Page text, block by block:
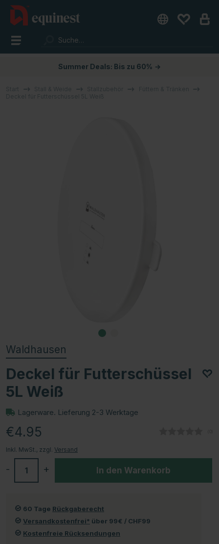
Summer Deals: Bis zu 60% →
Waldhausen
Deckel für Futterschüssel
5L Weiß
Lagerware. Lieferung 2-3 Werktage
€4.95
Inkl. MwSt., zzgl. Versand
+
- In den Warenkorb
60 Tage Rückgaberecht
Versandkostenfrei* über 99€ / CHF99
Kostenfreie Rücksendungen